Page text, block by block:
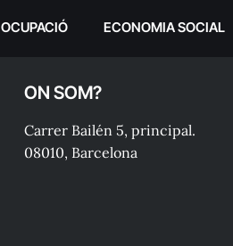
OCUPACIÓ ECONOMIA SOCIAL
ON SOM?
Carrer Bailén 5, principal.
08010, Barcelona